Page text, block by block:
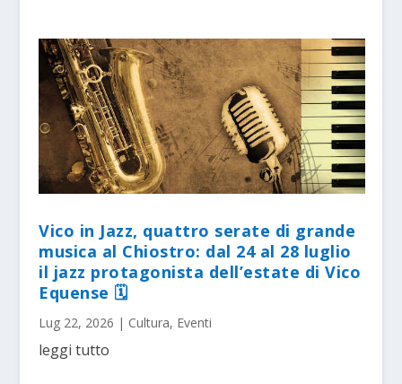
Vico in Jazz, quattro serate di grande
musica al Chiostro: dal 24 al 28 luglio
il jazz protagonista dell’estate di Vico
Equense 🗓
Lug 22, 2026 | Cultura, Eventi
leggi tutto